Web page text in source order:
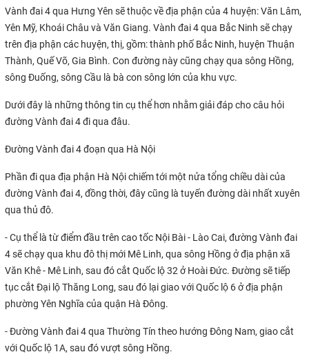
Vành đai 4 qua Hưng Yên sẽ thuộc về địa phận của 4 huyện: Văn Lâm,
Yên Mỹ, Khoái Châu và Văn Giang. Vành đai 4 qua Bắc Ninh sẽ chạy
trên địa phận các huyện, thị, gồm: thành phố Bắc Ninh, huyện Thuận
Thành, Quế Võ, Gia Bình. Con đường này cũng chạy qua sông Hồng,
sông Đuống, sông Cầu là bà con sông lớn của khu vực.
Dưới đây là những thông tin cụ thể hơn nhằm giải đáp cho câu hỏi
đường Vành đai 4 đi qua đâu.
Đường Vành đai 4 đoạn qua Hà Nội
Phần đi qua địa phận Hà Nội chiếm tới một nửa tổng chiều dài của
đường Vành đai 4, đồng thời, đây cũng là tuyến đường dài nhất xuyên
qua thủ đô.
- Cụ thể là từ điểm đầu trên cao tốc Nội Bài - Lào Cai, đường Vành đai
4 sẽ chạy qua khu đô thị mới Mê Linh, qua sông Hồng ở địa phận xã
Văn Khê - Mê Linh, sau đó cắt Quốc lộ 32 ở Hoài Đức. Đường sẽ tiếp
tục cắt Đại lộ Thăng Long, sau đó lại giao với Quốc lộ 6 ở địa phận
phường Yên Nghĩa của quận Hà Đông.
- Đường Vành đai 4 qua Thường Tín theo hướng Đông Nam, giao cắt
với Quốc lộ 1A, sau đó vượt sông Hồng.